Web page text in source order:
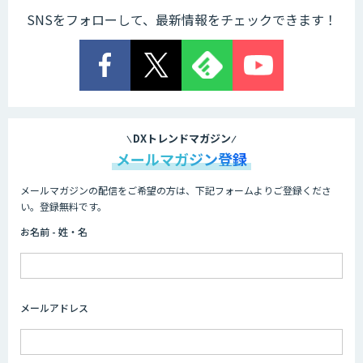
TIGEREYE AGENT
ービス
Asteria AIoT Suite｜Gravio – 画像認識
画像解析・デジタルツイン領域のAI開発
AI開発・伴走支援・内製化支援
SNSをフォローして、最新情報をチェックできます！
DXトレンドマガジン
メールマガジン登録
メールマガジンの配信をご希望の方は、下記フォームよりご登録くださ
い。登録無料です。
お名前 - 姓・名
メールアドレス